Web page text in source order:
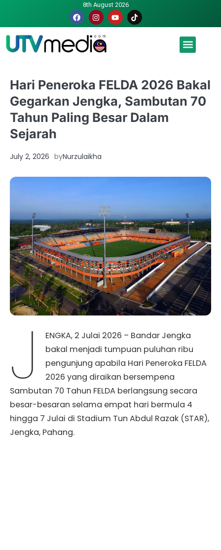
8th August 2026
Hari Peneroka FELDA 2026 Bakal
Gegarkan Jengka, Sambutan 70
Tahun Paling Besar Dalam
Sejarah
July 2, 2026 byNurzulaikha
J
ENGKA, 2 Julai 2026 – Bandar Jengka
bakal menjadi tumpuan puluhan ribu
pengunjung apabila Hari Peneroka FELDA
2026 yang diraikan bersempena
Sambutan 70 Tahun FELDA berlangsung secara
besar-besaran selama empat hari bermula 4
hingga 7 Julai di Stadium Tun Abdul Razak (STAR),
Jengka, Pahang.